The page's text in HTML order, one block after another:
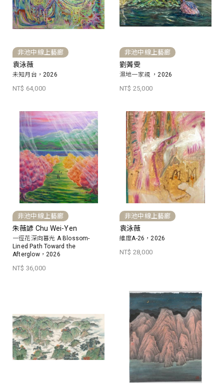
非池中線上藝廊
袁泳薇
未知月台，2026
NT$ 64,000
非池中線上藝廊
劉菁雯
濕地一家親 ，2026
NT$ 25,000
非池中線上藝廊
朱薇諺 Chu Wei-Yen
一徑花深向暮光 A Blossom-
Lined Path Toward the
Afterglow，2026
NT$ 36,000
非池中線上藝廊
袁泳薇
維度A-26，2026
NT$ 28,000